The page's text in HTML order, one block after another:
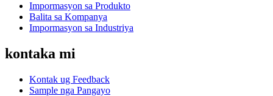
Impormasyon sa Produkto
Balita sa Kompanya
Impormasyon sa Industriya
kontaka mi
Kontak ug Feedback
Sample nga Pangayo